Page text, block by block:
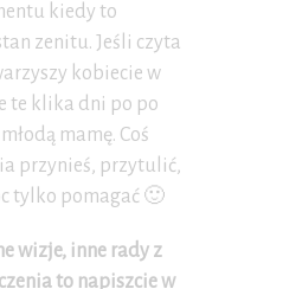
kiedy to
zenitu. Jeśli czyta
kobiecie w
te klika dni po po
mamę. Coś
przynieś, przytulić,
tylko pomagać 🙂
wizje, inne rady z
to napiszcie w